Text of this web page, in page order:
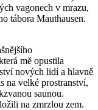
vagonech v mrazu,
tábora Mauthausen.
mě opustila
nových lidí a hlavně
na velké prostranství,
saunou.
na zmrzlou zem.